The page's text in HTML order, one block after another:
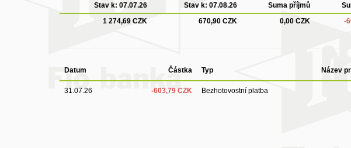
Stav k: 07.07.26 Stav k: 07.08.26 Suma příjmů
1 274,69 CZK
670,90 CZK 0,00 CZK -
Datum Částka Typ Název
31.07.26 -603,79 CZK Bezhotovostní platba